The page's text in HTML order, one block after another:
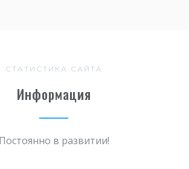
СТАТИСТИКА САЙТА
Информация
Постоянно в развитии!